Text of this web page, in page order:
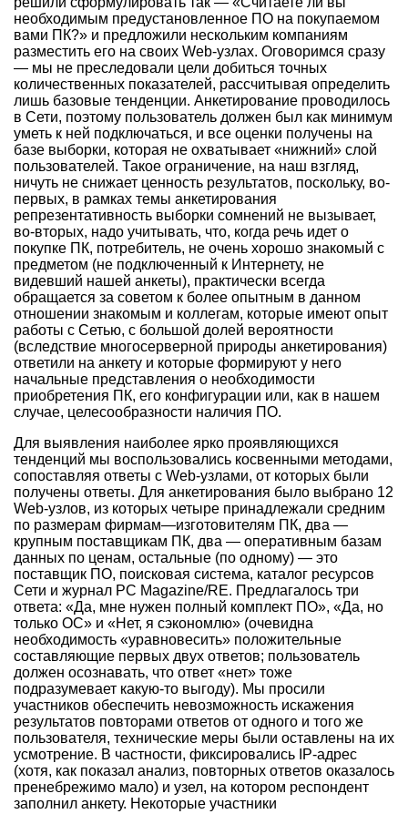
необходимым предустановленное ПО на покупаемом
вами ПК?» и предложили нескольким компаниям
разместить его на своих Web-узлах. Оговоримся сразу
— мы не преследовали цели добиться точных
количественных показателей, рассчитывая определить
лишь базовые тенденции. Анкетирование проводилось
в Сети, поэтому пользователь должен был как минимум
уметь к ней подключаться, и все оценки получены на
базе выборки, которая не охватывает «нижний» слой
пользователей. Такое ограничение, на наш взгляд,
ничуть не снижает ценность результатов, поскольку, во-
первых, в рамках темы анкетирования
репрезентативность выборки сомнений не вызывает,
во-вторых, надо учитывать, что, когда речь идет о
покупке ПК, потребитель, не очень хорошо знакомый с
предметом (не подключенный к Интернету, не
видевший нашей анкеты), практически всегда
обращается за советом к более опытным в данном
отношении знакомым и коллегам, которые имеют опыт
работы с Сетью, с большой долей вероятности
(вследствие многосерверной природы анкетирования)
ответили на анкету и которые формируют у него
начальные представления о необходимости
приобретения ПК, его конфигурации или, как в нашем
случае, целесообразности наличия ПО.
Для выявления наиболее ярко проявляющихся
тенденций мы воспользовались косвенными методами,
сопоставляя ответы с Web-узлами, от которых были
получены ответы. Для анкетирования было выбрано 12
Web-узлов, из которых четыре принадлежали средним
по размерам фирмам—изготовителям ПК, два —
крупным поставщикам ПК, два — оперативным базам
данных по ценам, остальные (по одному) — это
поставщик ПО, поисковая система, каталог ресурсов
Сети и журнал PC Magazine/RE. Предлагалось три
ответа: «Да, мне нужен полный комплект ПО», «Да, но
только ОС» и «Нет, я сэкономлю» (очевидна
необходимость «уравновесить» положительные
составляющие первых двух ответов; пользователь
должен осознавать, что ответ «нет» тоже
подразумевает какую-то выгоду). Мы просили
участников обеспечить невозможность искажения
результатов повторами ответов от одного и того же
пользователя, технические меры были оставлены на их
усмотрение. В частности, фиксировались IP-адрес
(хотя, как показал анализ, повторных ответов оказалось
пренебрежимо мало) и узел, на котором респондент
заполнил анкету. Некоторые участники